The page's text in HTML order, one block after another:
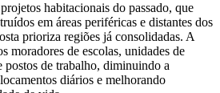
habitacionais do passado, que
em áreas periféricas e distantes dos
prioriza regiões já consolidadas. A
moradores de escolas, unidades de
postos de trabalho, diminuindo a
diários e melhorando